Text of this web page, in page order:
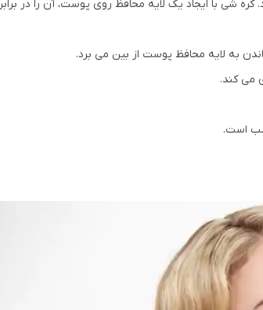
شی با ایجاد یک لایه محافظ روی پوست، آن را در برابر
به لایه محافظ پوست از بین می برد.
می کند.
است.